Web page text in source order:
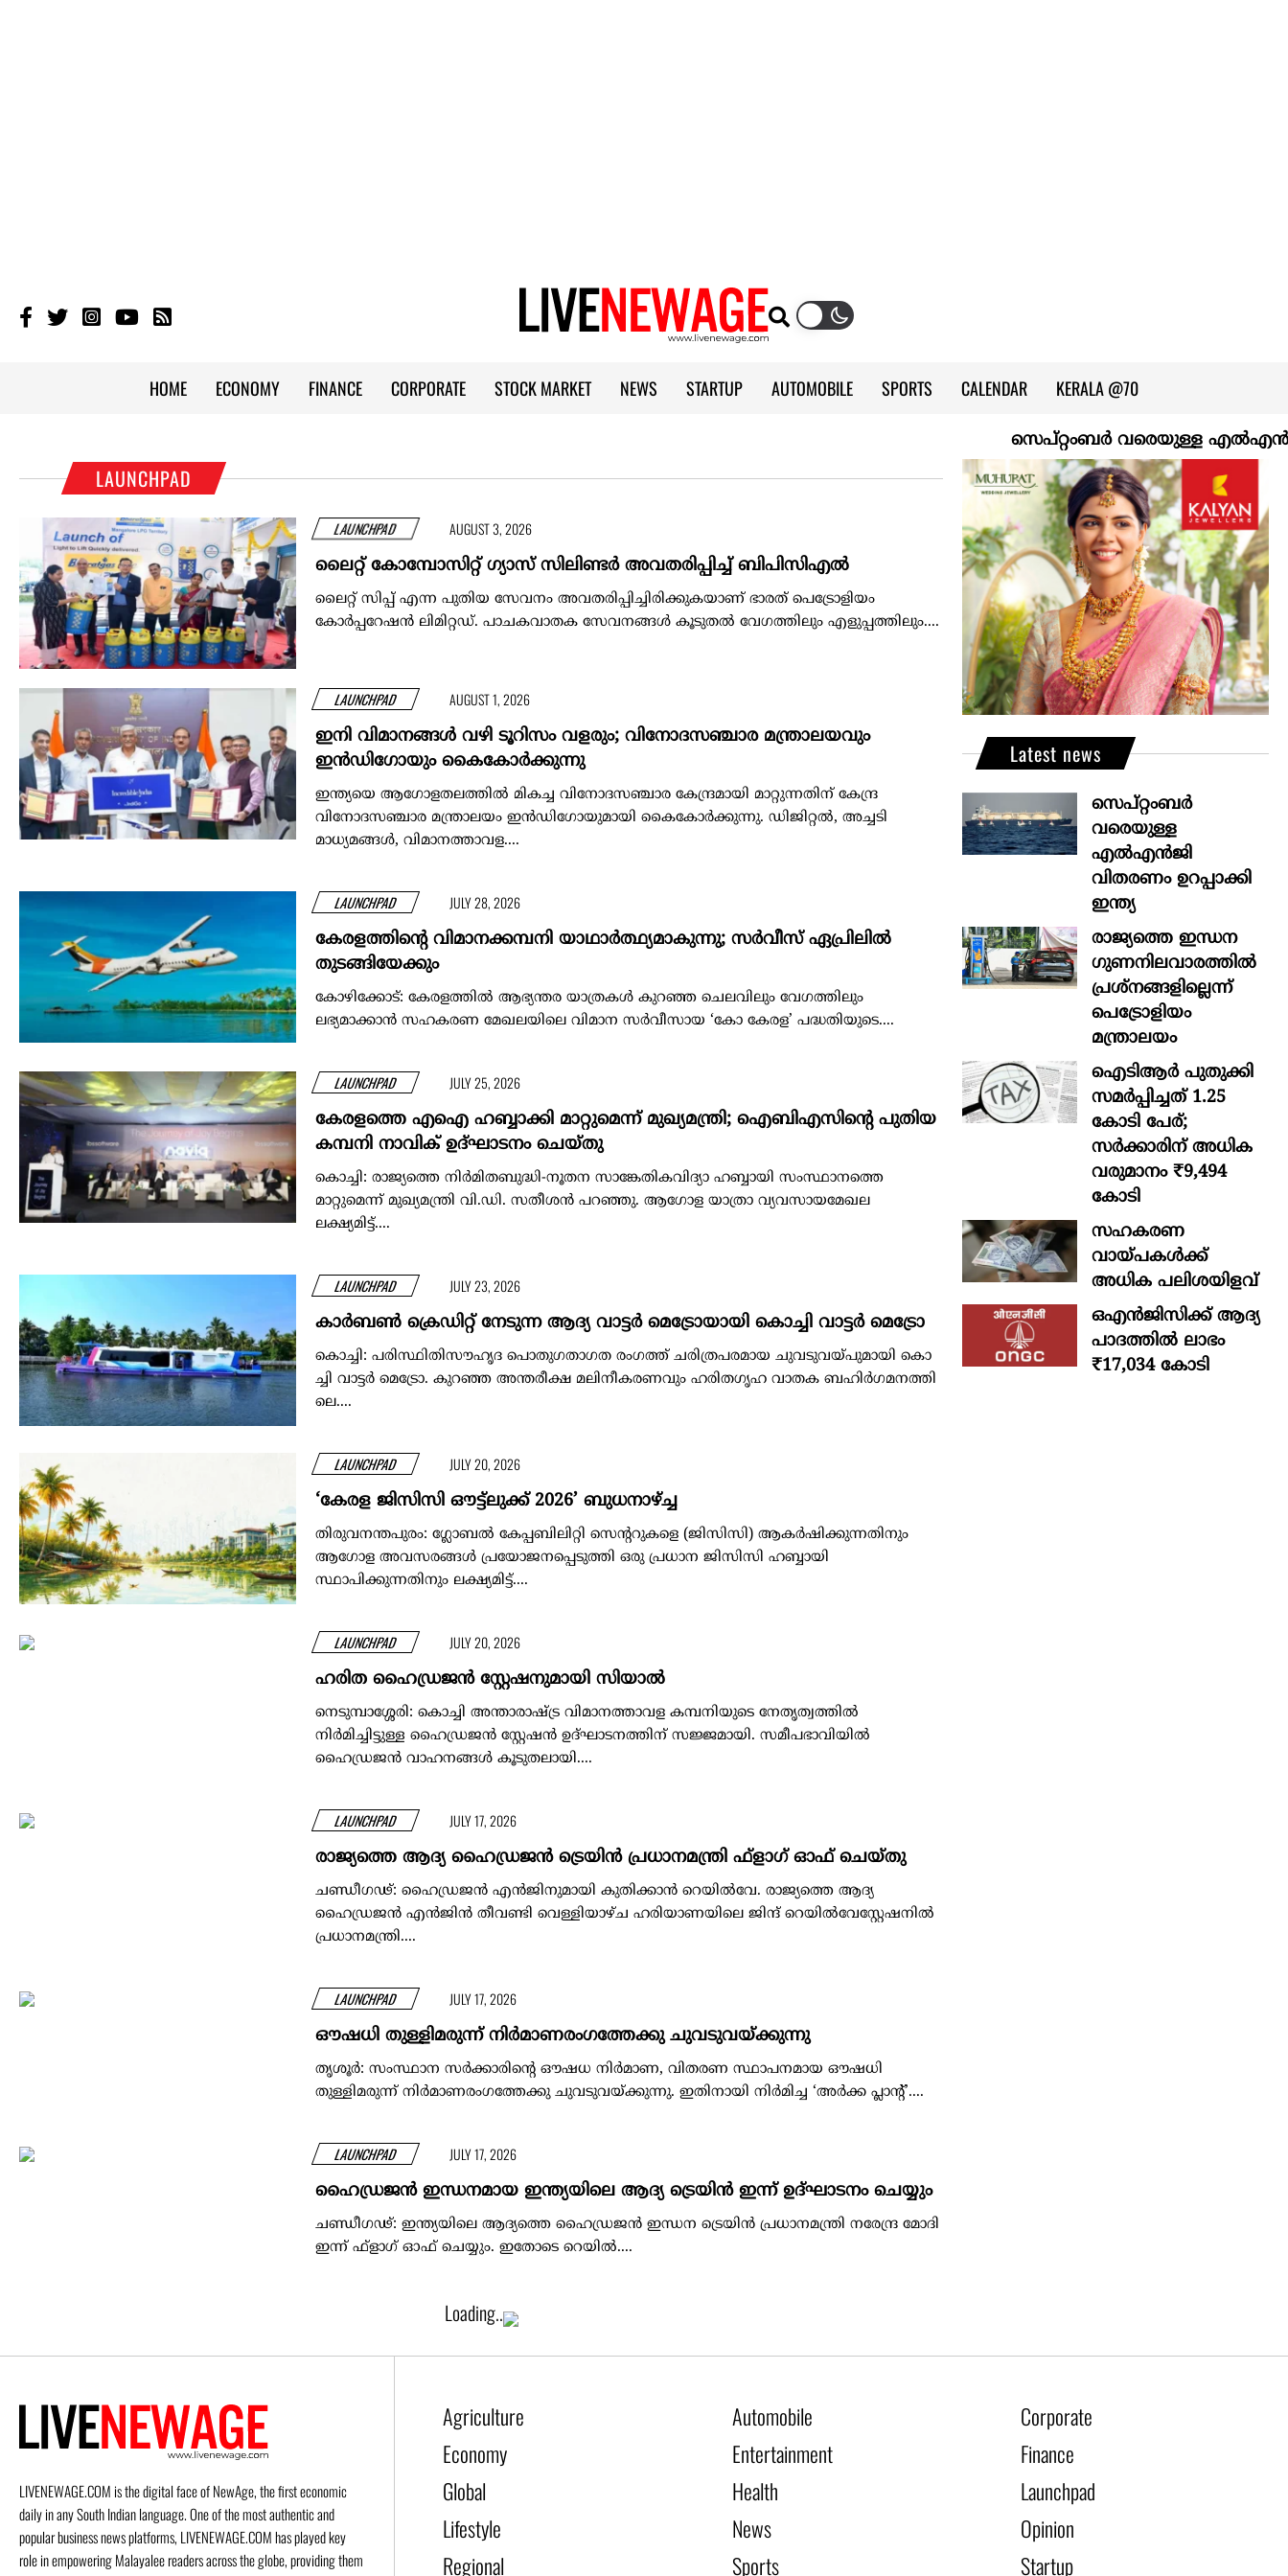
HOME ECONOMY FINANCE CORPORATE STOCK MARKET NEWS STARTUP AUTOMOBILE SPORTS CALENDAR KERALA @70
സെപ്റ്റംബർ വരെയുള്ള എൽഎൻജി
LAUNCHPAD
LAUNCHPAD AUGUST 3, 2026
ലൈറ്റ് കോമ്പോസിറ്റ് ഗ്യാസ് സിലിണ്ടർ അവതരിപ്പിച്ച് ബിപിസിഎൽ
ലൈറ്റ് സിപ്പ് എന്ന പുതിയ സേവനം അവതരിപ്പിച്ചിരിക്കുകയാണ് ഭാരത് പെട്രോളിയം
കോർപ്പറേഷൻ ലിമിറ്റഡ്. പാചകവാതക സേവനങ്ങൾ കൂടുതൽ വേഗത്തിലും എളുപ്പത്തിലും....
LAUNCHPAD AUGUST 1, 2026
ഇനി വിമാനങ്ങള്‍ വഴി ടൂറിസം വളരും; വിനോദസഞ്ചാര മന്ത്രാലയവും
ഇന്‍ഡിഗോയും കൈകോര്‍ക്കുന്നു
ഇന്ത്യയെ ആഗോളതലത്തില്‍ മികച്ച വിനോദസഞ്ചാര കേന്ദ്രമായി മാറ്റുന്നതിന് കേന്ദ്ര
വിനോദസഞ്ചാര മന്ത്രാലയം ഇന്‍ഡിഗോയുമായി കൈകോര്‍ക്കുന്നു. ഡിജിറ്റല്‍, അച്ചടി
മാധ്യമങ്ങള്‍, വിമാനത്താവള....
LAUNCHPAD JULY 28, 2026
കേരളത്തിന്റെ വിമാനക്കമ്പനി യാഥാര്‍ത്ഥ്യമാകുന്നു; സര്‍വീസ് ഏപ്രിലില്‍
തുടങ്ങിയേക്കും
കോഴിക്കോട്: കേരളത്തില്‍ ആഭ്യന്തര യാത്രകള്‍ കുറഞ്ഞ ചെലവിലും വേഗത്തിലും
ലഭ്യമാക്കാൻ സഹകരണ മേഖലയിലെ വിമാന സർവീസായ ‘കോ കേരള’ പദ്ധതിയുടെ....
LAUNCHPAD JULY 25, 2026
കേരളത്തെ എഐ ഹബ്ബാക്കി മാറ്റുമെന്ന് മുഖ്യമന്ത്രി; ഐബിഎസിന്റെ പുതിയ
കമ്പനി നാവിക് ഉദ്ഘാടനം ചെയ്തു
കൊച്ചി: രാജ്യത്തെ നിർമിതബുദ്ധി-നൂതന സാങ്കേതികവിദ്യാ ഹബ്ബായി സംസ്ഥാനത്തെ
മാറ്റുമെന്ന് മുഖ്യമന്ത്രി വി.ഡി. സതീശൻ പറഞ്ഞു. ആഗോള യാത്രാ വ്യവസായമേഖല
ലക്ഷ്യമിട്ട്....
LAUNCHPAD JULY 23, 2026
കാ​ര്‍​ബ​ണ്‍ ക്രെ​ഡി​റ്റ് നേ​ടു​ന്ന ആ​ദ്യ വാ​ട്ട​ര്‍ മെ​ട്രോ​യാ​യി കൊ​ച്ചി വാ​ട്ട​ര്‍ മെ​ട്രോ
കൊ​​​​ച്ചി: പ​​​​രി​​​​സ്ഥി​​​​തി​​​സൗ​​​​ഹൃ​​​​ദ പൊ​​​​തു​​​​ഗ​​​​താ​​​​ഗ​​​​ത രം​​​​ഗ​​​​ത്ത് ച​​​​രി​​​​ത്ര​​​​പ​​​​ര​​​​മാ​​​​യ ചു​​​​വ​​​​ടു​​​​വ​​​​യ്പു​​​​മാ​​​​യി കൊ​​​​
ച്ചി വാ​​​​ട്ട​​​​ര്‍ മെ​​​​ട്രോ. കു​​​​റ​​​​ഞ്ഞ അ​​​​ന്ത​​​​രീ​​​​ക്ഷ മ​​​​ലി​​​​നീ​​​​ക​​​​ര​​​​ണ​​​​വും ഹ​​​​രി​​​​ത​​​​ഗൃ​​​​ഹ വാ​​​​ത​​​​ക ബ​​​​ഹി​​​​ര്‍​ഗ​​​​മ​​​​ന​​​​ത്തി​​​​
ലെ....
LAUNCHPAD JULY 20, 2026
‘കേരള ജിസിസി ഔട്ട്ലുക്ക് 2026’ ബുധനാഴ്ച്ച
തിരുവനന്തപുരം: ഗ്ലോബല്‍ കേപ്പബിലിറ്റി സെന്‍ററുകളെ (ജിസിസി) ആകര്‍ഷിക്കുന്നതിനും
ആഗോള അവസരങ്ങള്‍ പ്രയോജനപ്പെടുത്തി ഒരു പ്രധാന ജിസിസി ഹബ്ബായി
സ്ഥാപിക്കുന്നതിനും ലക്ഷ്യമിട്ട്....
LAUNCHPAD JULY 20, 2026
ഹരിത ഹൈഡ്രജൻ സ്റ്റേഷനുമായി സിയാൽ
നെടുമ്പാശ്ശേരി: കൊച്ചി അന്താരാഷ്ട്ര വിമാനത്താവള കമ്പനിയുടെ നേതൃത്വത്തിൽ
നിർമിച്ചിട്ടുള്ള ഹൈഡ്രജൻ സ്റ്റേഷൻ ഉദ്ഘാടനത്തിന് സജ്ജമായി. സമീപഭാവിയിൽ
ഹൈഡ്രജൻ വാഹനങ്ങൾ കൂടുതലായി....
LAUNCHPAD JULY 17, 2026
രാജ്യത്തെ ആദ്യ ഹൈഡ്രജൻ ട്രെയിൻ പ്രധാനമന്ത്രി ഫ്‌ളാഗ് ഓഫ് ചെയ്തു
ചണ്ഡീഗഢ്: ഹൈഡ്രജൻ എൻജിനുമായി കുതിക്കാൻ റെയിൽവേ. രാജ്യത്തെ ആദ്യ
ഹൈഡ്രജൻ എൻജിൻ തീവണ്ടി വെള്ളിയാഴ്ച ഹരിയാണയിലെ ജിന്ദ് റെയിൽവേസ്റ്റേഷനിൽ
പ്രധാനമന്ത്രി....
LAUNCHPAD JULY 17, 2026
ഔഷധി തുള്ളിമരുന്ന് നിർമാണരംഗത്തേക്കു ചുവടുവയ്ക്കുന്നു
തൃശൂർ: സംസ്ഥാന സർക്കാരിന്റെ ഔഷധ നിർമാണ, വിതരണ സ്ഥാപനമായ ഔഷധി
തുള്ളിമരുന്ന് നിർമാണരംഗത്തേക്കു ചുവടുവയ്ക്കുന്നു. ഇതിനായി നിർമിച്ച ‘അർക്ക പ്ലാന്റ്’....
LAUNCHPAD JULY 17, 2026
ഹൈഡ്രജൻ ഇന്ധനമായ ഇന്ത്യയിലെ ആദ്യ ട്രെയിൻ ഇന്ന് ഉദ്ഘാടനം ചെയ്യും
ചണ്ഡീഗഢ്: ഇന്ത്യയിലെ ആദ്യത്തെ ഹൈഡ്രജൻ ഇന്ധന ട്രെയിൻ പ്രധാനമന്ത്രി നരേന്ദ്ര മോദി
ഇന്ന് ഫ്‌ളാഗ് ഓഫ് ചെയ്യും. ഇതോടെ റെയിൽ....
Loading..
Latest news
സെപ്റ്റംബർ
വരെയുള്ള
എൽഎൻജി
വിതരണം ഉറപ്പാക്കി
ഇന്ത്യ
രാജ്യത്തെ ഇന്ധന
ഗുണനിലവാരത്തില്‍
പ്രശ്‌നങ്ങളില്ലെന്ന്
പെട്രോളിയം
മന്ത്രാലയം
ഐടിആര്‍ പുതുക്കി
സമർപ്പിച്ചത് 1.25
കോടി പേര്;
സർക്കാരിന് അധിക
വരുമാനം ₹9,494
കോടി
സഹകരണ
വായ്പകള്‍ക്ക്
അധിക പലിശയിളവ്
ഒഎന്‍ജിസിക്ക് ആദ്യ
പാദത്തില്‍ ലാഭം
₹17,034 കോടി
LIVENEWAGE.COM is the digital face of NewAge, the first economic
daily in any South Indian language. One of the most authentic and
popular business news platforms, LIVENEWAGE.COM has played key
role in empowering Malayalee readers across the globe, providing them
Agriculture Automobile
Corporate
Economy
Entertainment
Finance
Global
Health
Launchpad
Lifestyle
News
Opinion
Regional
Sports Startup